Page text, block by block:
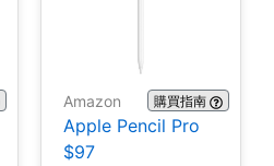
Amazon 購買指南
Apple Pencil Pro
$97